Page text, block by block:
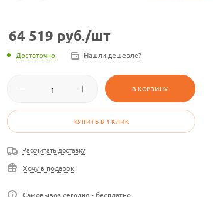
64 519 руб./шт
Достаточно Нашли дешевле?
В КОРЗИНУ
КУПИТЬ В 1 КЛИК
Рассчитать доставку
Хочу в подарок
Самовывоз сегодня - бесплатно